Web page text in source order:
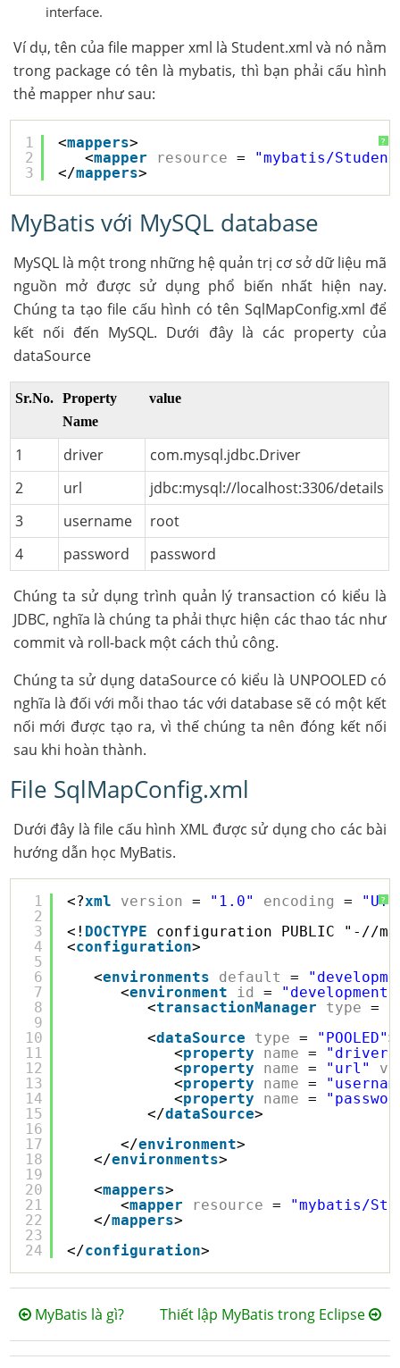
interface.
Ví dụ, tên của file mapper xml là Student.xml và nó nằm
trong package có tên là mybatis, thì bạn phải cấu hình
thẻ mapper như sau:
?
1
2
3
<mappers>
<mapper resource = "mybatis/
</mappers>
MyBatis với MySQL database
MySQL là một trong những hệ quản trị cơ sở dữ liệu mã
nguồn mở được sử dụng phổ biến nhất hiện nay.
Chúng ta tạo file cấu hình có tên SqlMapConfig.xml để
kết nối đến MySQL. Dưới đây là các property của
dataSource
Sr.No.
Property
Name
value
1 driver
com.mysql.jdbc.Driver
2
url
jdbc:mysql://localhost:3306/details
3
username
root
4
password password
Chúng ta sử dụng trình quản lý transaction có kiểu là
JDBC, nghĩa là chúng ta phải thực hiện các thao tác như
commit và roll-back một cách thủ công.
Chúng ta sử dụng dataSource có kiểu là UNPOOLED có
nghĩa là đối với mỗi thao tác với database sẽ có một kết
nối mới được tạo ra, vì thế chúng ta nên đóng kết nối
sau khi hoàn thành.
File SqlMapConfig.xml
Dưới đây là file cấu hình XML được sử dụng cho các bài
hướng dẫn học MyBatis.
?
1
2
3
4
5
6
7
8
9
10
11
12
13
14
15
16
17
18
19
20
21
22
23
24
<?xml version = "1.0" encoding =
<! DOCTYPE
configuration PUBLIC "-//
<configuration>
<environments default =
<environment id = "development"
<transactionManager type =
<dataSource type = "POOLED">
<property name = "driver"
<property name = "url"
<property name =
<property name =
</dataSource>
</environment>
</environments>
<mappers>
<mapper resource = "mybatis/
</mappers>
</configuration>
MyBatis là gì? Thiết lập MyBatis trong Eclipse